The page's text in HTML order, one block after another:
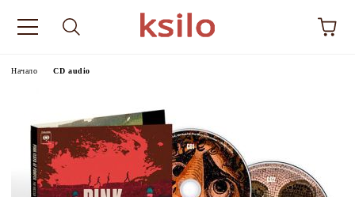
Начало CD audio